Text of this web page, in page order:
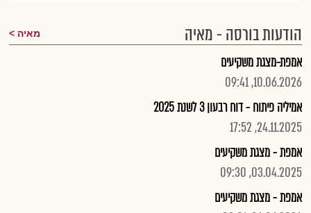
הודעות בורסה - מאיה
מאיה
אמפת-מצגת משקיעים
10.06.2026, 09:41
אמיליה פיתוח - דוח רבעון 3 לשנת 2025
24.11.2025, 17:52
אמפת - מצגת משקיעים
03.04.2025, 09:30
אמפת - מצגת משקיעים